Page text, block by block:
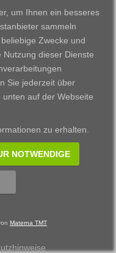
Zertifikatslehrgänge
Fortbildung
by CARUSO
um Ihnen ein besseres
sammeln
Zwecke und
dieser Dienste
Sie jederzeit über
unten auf der Webseite
zu erhalten.
NOTWENDIGE
Materna TMT